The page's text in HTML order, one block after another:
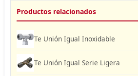
Productos relacionados
Te Unión Igual Inoxidable
Te Unión Igual Serie Ligera